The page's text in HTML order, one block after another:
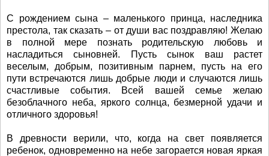
С рождением сына – маленького принца, наследника
престола, так сказать – от души вас поздравляю! Желаю
в полной мере познать родительскую любовь и
насладиться сыновней. Пусть сынок ваш растет
веселым, добрым, позитивным парнем, пусть на его
пути встречаются лишь добрые люди и случаются лишь
счастливые события. Всей вашей семье желаю
безоблачного неба, яркого солнца, безмерной удачи и
отличного здоровья!
В древности верили, что, когда на свет появляется
ребенок, одновременно на небе загорается новая яркая